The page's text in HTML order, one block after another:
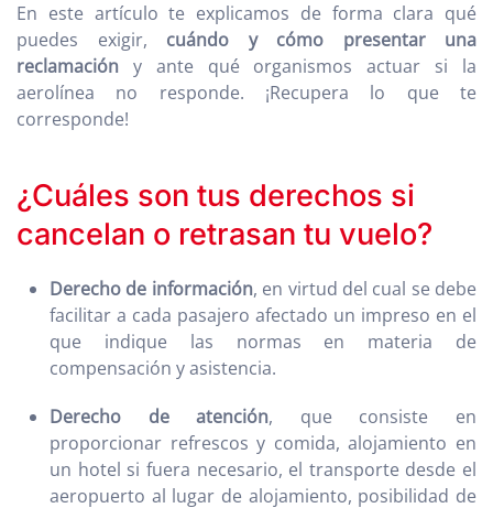
En este artículo te explicamos de forma clara qué
puedes exigir, cuándo y cómo presentar una
reclamación y ante qué organismos actuar si la
aerolínea no responde. ¡Recupera lo que te
corresponde!
¿Cuáles son tus derechos si
cancelan o retrasan tu vuelo?
Derecho de información, en virtud del cual se debe
facilitar a cada pasajero afectado un impreso en el
que indique las normas en materia de
compensación y asistencia.
Derecho de atención, que consiste en
proporcionar refrescos y comida, alojamiento en
un hotel si fuera necesario, el transporte desde el
aeropuerto al lugar de alojamiento, posibilidad de